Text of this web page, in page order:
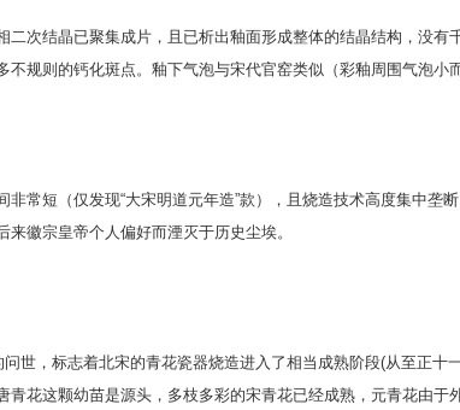
二次结晶已聚集成片，且已析出釉面形成整体的结晶结构，没
不规则的钙化斑点。釉下气泡与宋代官窑类似（彩釉周围气泡小
非常短（仅发现“大宋明道元年造”款），且烧造技术高度集中
徽宗皇帝个人偏好而湮灭于历史尘埃。
问世，标志着北宋的青花瓷器烧造进入了相当成熟阶段(从至正
青花这颗幼苗是源头，多枝多彩的宋青花已经成熟，元青花由